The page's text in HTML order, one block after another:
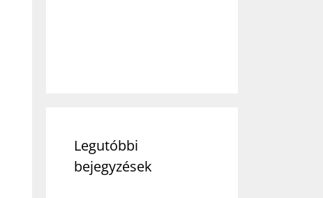
Legutóbbi
bejegyzések